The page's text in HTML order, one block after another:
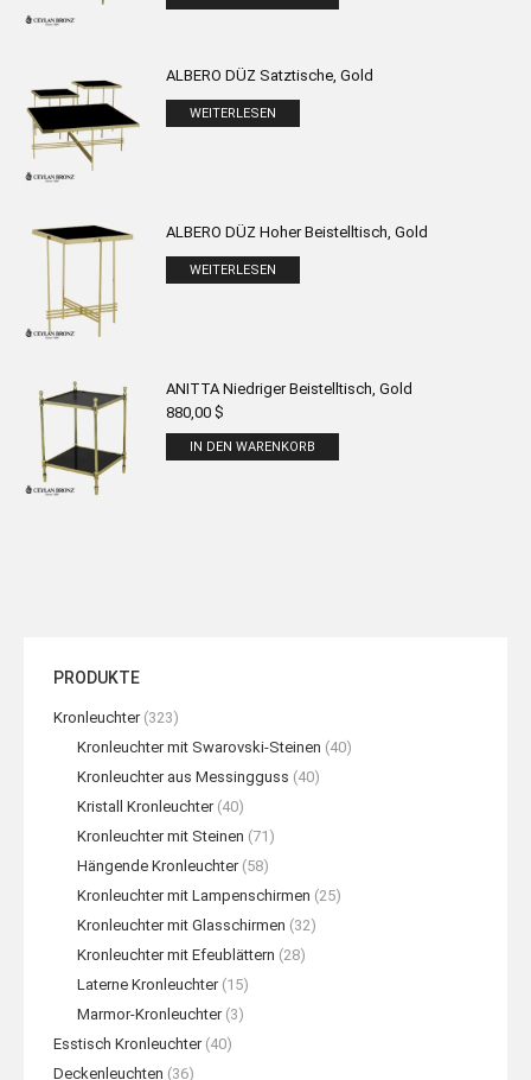
ALBERO DÜZ Satztische, Gold
WEITERLESEN
ALBERO DÜZ Hoher Beistelltisch, Gold
WEITERLESEN
ANITTA Niedriger Beistelltisch, Gold
880,00 $
IN DEN WARENKORB
PRODUKTE
Kronleuchter (323)
Kronleuchter mit Swarovski-Steinen (40)
Kronleuchter aus Messingguss (40)
Kristall Kronleuchter (40)
Kronleuchter mit Steinen (71)
Hängende Kronleuchter (58)
Kronleuchter mit Lampenschirmen (25)
Kronleuchter mit Glasschirmen (32)
Kronleuchter mit Efeublättern (28)
Laterne Kronleuchter (15)
Marmor-Kronleuchter (3)
Esstisch Kronleuchter (40)
Deckenleuchten (36)